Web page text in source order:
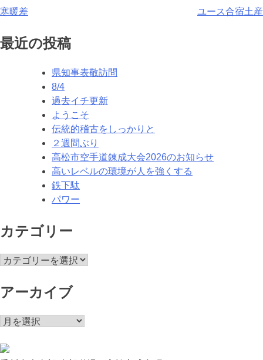
投
稿
寒暖差 ユース合宿土産
最近の投稿
県知事表敬訪問
8/4
過去イチ更新
ようこそ
伝統的稽古をしっかりと
２週間ぶり
高松市空手道錬成大会2026のお知らせ
高いレベルの環境が人を強くする
鉄下駄
パワー
カテゴリー
カ
ゴ
ー
アーカイブ
ア
カ